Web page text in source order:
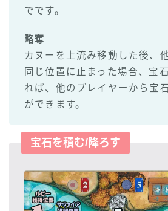
でです。
略奪
カヌーを上流み移動した後、
同じ位置に止まった場合、宝
れば、他のプレイヤーから宝
ができます。
宝石を積む/降ろす